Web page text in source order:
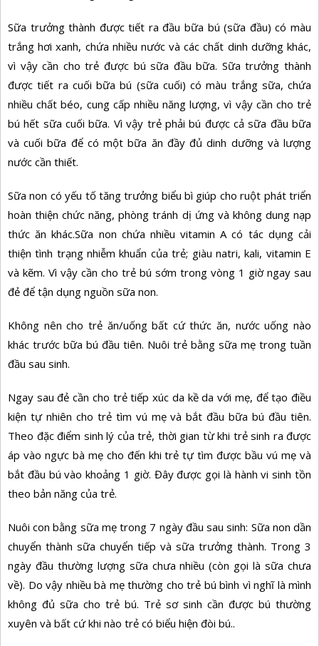
Sữa trưởng thành được tiết ra đầu bữa bú (sữa đầu) có màu
trắng hơi xanh, chứa nhiều nước và các chất dinh dưỡng khác,
vì vậy cần cho trẻ được bú sữa đầu bữa. Sữa trưởng thành
được tiết ra cuối bữa bú (sữa cuối) có màu trắng sữa, chứa
nhiều chất béo, cung cấp nhiều năng lượng, vì vậy cần cho trẻ
bú hết sữa cuối bữa. Vì vậy trẻ phải bú được cả sữa đầu bữa
và cuối bữa để có một bữa ăn đầy đủ dinh dưỡng và lượng
nước cần thiết.
Sữa non có yếu tố tăng trưởng biểu bì giúp cho ruột phát triển
hoàn thiện chức năng, phòng tránh dị ứng và không dung nạp
thức ăn khác.Sữa non chứa nhiều vitamin A có tác dụng cải
thiện tình trạng nhiễm khuẩn của trẻ; giàu natri, kali, vitamin E
và kẽm. Vì vậy cần cho trẻ bú sớm trong vòng 1 giờ ngay sau
đẻ để tận dụng nguồn sữa non.
Không nên cho trẻ ăn/uống bất cứ thức ăn, nước uống nào
khác trước bữa bú đầu tiên. Nuôi trẻ bằng sữa mẹ trong tuần
đầu sau sinh.
Ngay sau đẻ cần cho trẻ tiếp xúc da kề da với mẹ, để tạo điều
kiện tự nhiên cho trẻ tìm vú mẹ và bắt đầu bữa bú đầu tiên.
Theo đặc điểm sinh lý của trẻ, thời gian từ khi trẻ sinh ra được
áp vào ngực bà mẹ cho đến khi trẻ tự tìm được bầu vú mẹ và
bắt đầu bú vào khoảng 1 giờ. Đây được gọi là hành vi sinh tồn
theo bản năng của trẻ.
Nuôi con bằng sữa mẹ trong 7 ngày đầu sau sinh: Sữa non dần
chuyển thành sữa chuyển tiếp và sữa trưởng thành. Trong 3
ngày đầu thường lượng sữa chưa nhiều (còn gọi là sữa chưa
về). Do vậy nhiều bà mẹ thường cho trẻ bú bình vì nghĩ là mình
không đủ sữa cho trẻ bú. Trẻ sơ sinh cần được bú thường
xuyên và bất cứ khi nào trẻ có biểu hiện đòi bú..